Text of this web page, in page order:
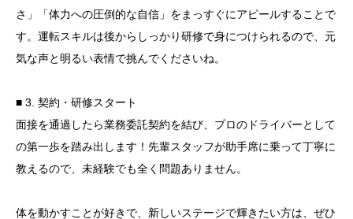
さ」「体力への圧倒的な自信」をまっすぐにアピールすることで
す。運転スキルは後からしっかり研修で身につけられるので、元
気な声と明るい表情で挑んでくださいね。
■ 3. 契約・研修スタート
面接を通過したら業務委託契約を結び、プロのドライバーとして
の第一歩を踏み出します！先輩スタッフが助手席に乗って丁寧に
教えるので、未経験でも全く問題ありません。
体を動かすことが好きで、新しいステージで輝きたい方は、ぜひ